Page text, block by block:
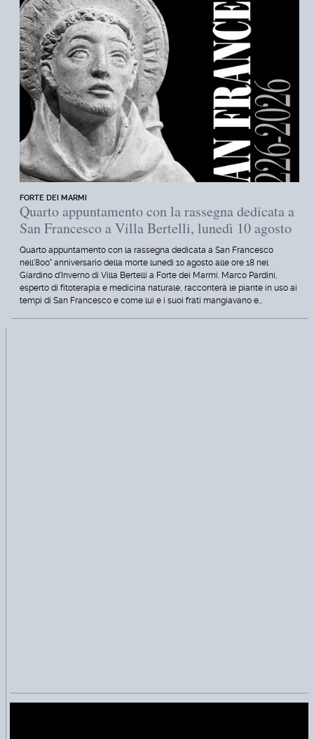
FORTE DEI MARMI
Quarto appuntamento con la rassegna dedicata a
San Francesco a Villa Bertelli, lunedì 10 agosto
Quarto appuntamento con la rassegna dedicata a San Francesco
nell'800° anniversario della morte lunedì 10 agosto alle ore 18 nel
Giardino d'Inverno di Villa Bertelli a Forte dei Marmi. Marco Pardini,
esperto di fitoterapia e medicina naturale, racconterà le piante in uso ai
tempi di San Francesco e come lui e i suoi frati mangiavano e…